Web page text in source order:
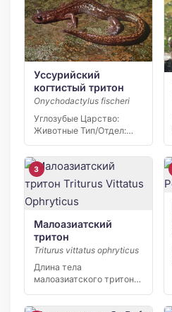
Уссурийский
когтистый тритон
Onychodactylus fischeri
Углозубые Царство:
Животные Тип/Отдел:
Земноводные Отряд/
Порядок:…
3
Малоазиатский
тритон
Triturus vittatus ophryticus
Длина тела
малоазиатского тритона
брачном одеянии […]